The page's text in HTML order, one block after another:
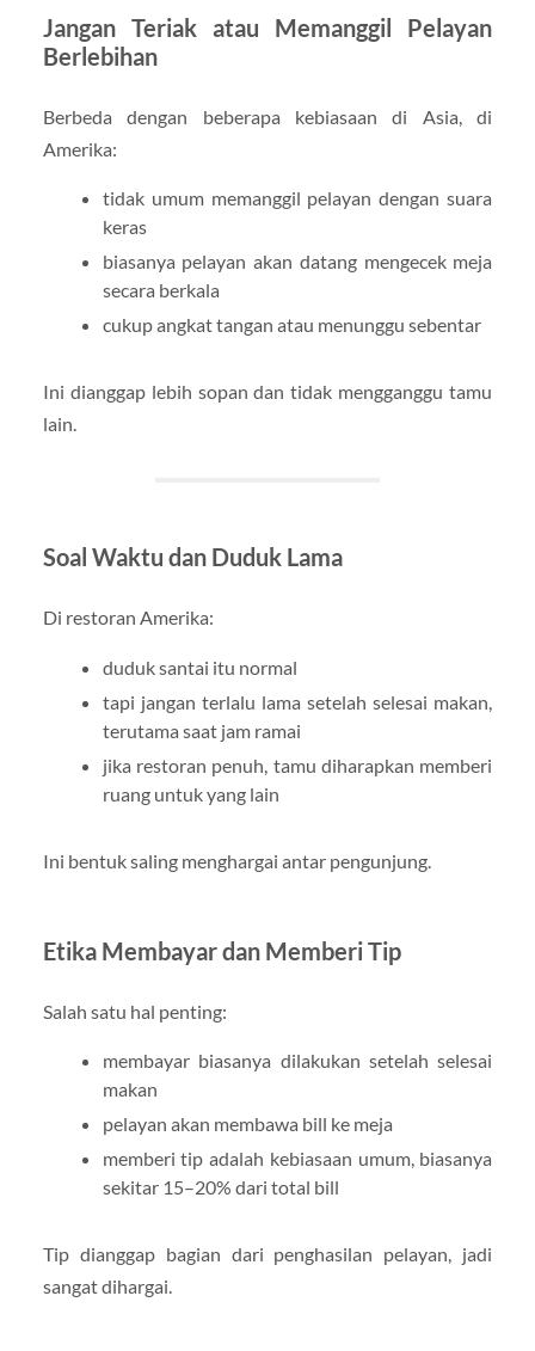
Jangan Teriak atau Memanggil Pelayan
Berlebihan
Berbeda dengan beberapa kebiasaan di Asia, di
Amerika:
tidak umum memanggil pelayan dengan suara
keras
biasanya pelayan akan datang mengecek meja
secara berkala
cukup angkat tangan atau menunggu sebentar
Ini dianggap lebih sopan dan tidak mengganggu tamu
lain.
Soal Waktu dan Duduk Lama
Di restoran Amerika:
duduk santai itu normal
tapi jangan terlalu lama setelah selesai makan,
terutama saat jam ramai
jika restoran penuh, tamu diharapkan memberi
ruang untuk yang lain
Ini bentuk saling menghargai antar pengunjung.
Etika Membayar dan Memberi Tip
Salah satu hal penting:
membayar biasanya dilakukan setelah selesai
makan
pelayan akan membawa bill ke meja
memberi tip adalah kebiasaan umum, biasanya
sekitar 15–20% dari total bill
Tip dianggap bagian dari penghasilan pelayan, jadi
sangat dihargai.